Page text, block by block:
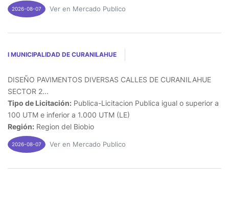
2026-08-07 Ver en Mercado Publico
I MUNICIPALIDAD DE CURANILAHUE
DISEÑO PAVIMENTOS DIVERSAS CALLES DE CURANILAHUE
SECTOR 2...
Tipo de Licitación: Publica-Licitacion Publica igual o superior a
100 UTM e inferior a 1.000 UTM (LE)
Región: Region del Biobio
2026-08-07 Ver en Mercado Publico